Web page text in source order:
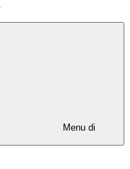
Menu di